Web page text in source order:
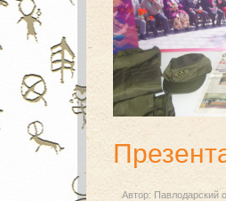
Автор: Павлодарский